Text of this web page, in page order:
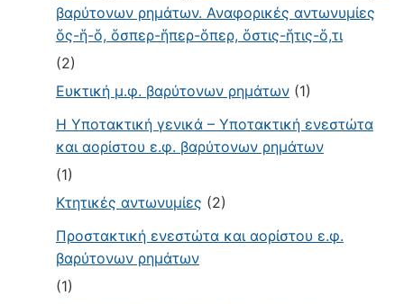
βαρύτονων ρημάτων. Αναφορικές αντωνυμίες
ὅς-ἥ-ὅ, ὅσπερ-ἥπερ-ὅπερ, ὅστις-ἥτις-ὅ,τι
(2)
Ευκτική μ.φ. βαρύτονων ρημάτων(1)
Η Υποτακτική γενικά – Υποτακτική ενεστώτα
και αορίστου ε.φ. βαρύτονων ρημάτων
(1)
Κτητικές αντωνυμίες (2)
Προστακτική ενεστώτα και αορίστου ε.φ.
βαρύτονων ρημάτων
(1)